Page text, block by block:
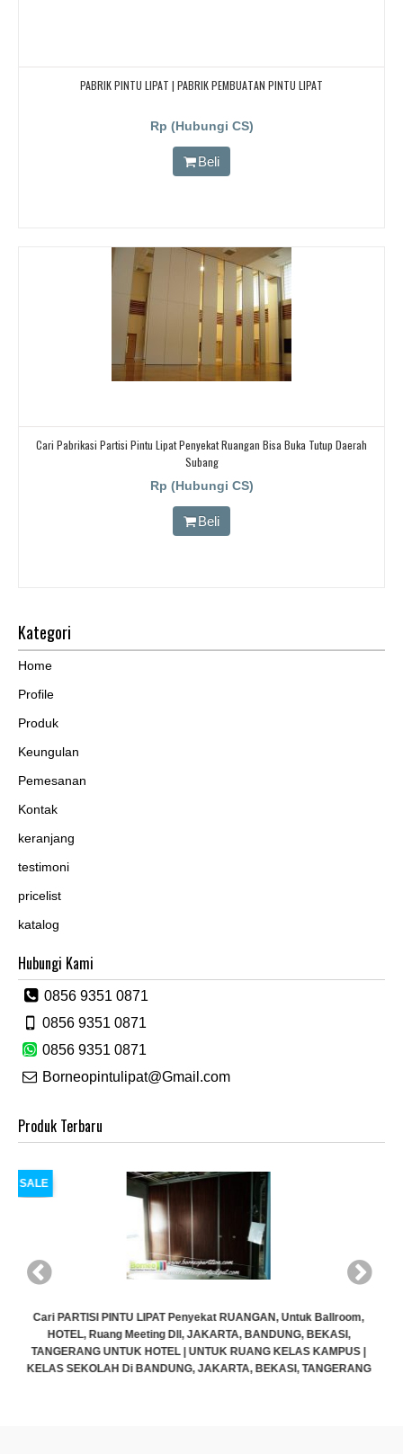
PABRIK PINTU LIPAT | PABRIK PEMBUATAN PINTU LIPAT
Rp (Hubungi CS)
Beli
Cari Pabrikasi Partisi Pintu Lipat Penyekat Ruangan Bisa Buka Tutup Daerah
Subang
Rp (Hubungi CS)
Beli
Kategori
Home
Profile
Produk
Keungulan
Pemesanan
Kontak
keranjang
testimoni
pricelist
katalog
Hubungi Kami
0856 9351 0871
0856 9351 0871
0856 9351 0871
Borneopintulipat@Gmail.com
Produk Terbaru
SALE
Cari PARTISI PINTU LIPAT Penyekat RUANGAN, Untuk Ballroom,
HOTEL, Ruang Meeting Dll, JAKARTA, BANDUNG, BEKASI,